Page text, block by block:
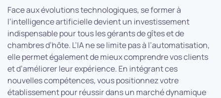
Face aux évolutions technologiques, se former à
l’intelligence artificielle devient un investissement
indispensable pour tous les gérants de gîtes et de
chambres d’hôte. L’IA ne se limite pas à l’automatisation,
elle permet également de mieux comprendre vos clients
et d’améliorer leur expérience. En intégrant ces
nouvelles compétences, vous positionnez votre
établissement pour réussir dans un marché dynamique